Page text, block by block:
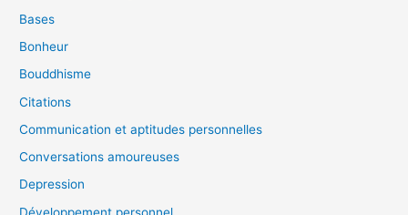
Bases
Bonheur
Bouddhisme
Citations
Communication et aptitudes personnelles
Conversations amoureuses
Depression
Développement personnel